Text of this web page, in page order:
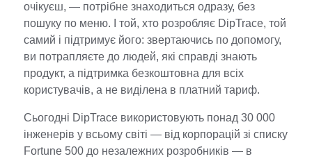
очікуєш, — потрібне знаходиться одразу, без
пошуку по меню. І той, хто розробляє DipTrace, той
самий і підтримує його: звертаючись по допомогу,
ви потрапляєте до людей, які справді знають
продукт, а підтримка безкоштовна для всіх
користувачів, а не виділена в платний тариф.
Сьогодні DipTrace використовують понад 30 000
інженерів у всьому світі — від корпорацій зі списку
Fortune 500 до незалежних розробників — в